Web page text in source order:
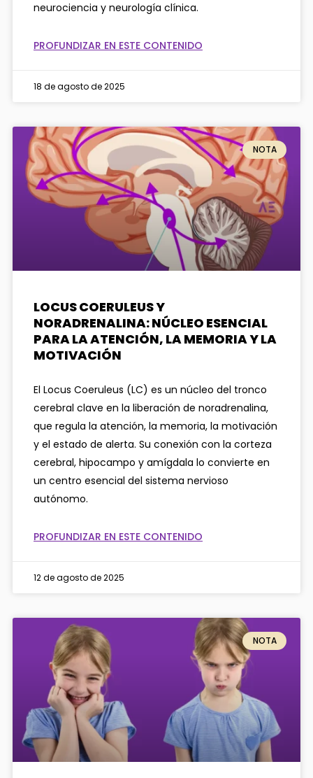
neurociencia y neurología clínica.
PROFUNDIZAR EN ESTE CONTENIDO
18 de agosto de 2025
NOTA
LOCUS COERULEUS Y
NORADRENALINA: NÚCLEO ESENCIAL
PARA LA ATENCIÓN, LA MEMORIA Y LA
MOTIVACIÓN
El Locus Coeruleus (LC) es un núcleo del tronco
cerebral clave en la liberación de noradrenalina,
que regula la atención, la memoria, la motivación
y el estado de alerta. Su conexión con la corteza
cerebral, hipocampo y amígdala lo convierte en
un centro esencial del sistema nervioso
autónomo.
PROFUNDIZAR EN ESTE CONTENIDO
12 de agosto de 2025
NOTA